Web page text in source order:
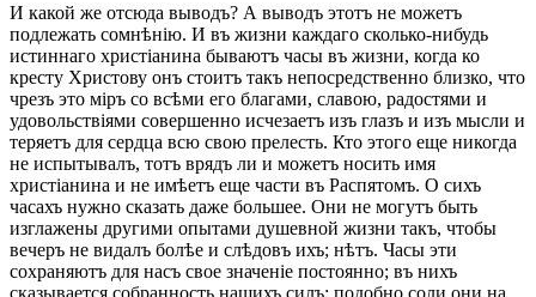
И какой же отсюда выводъ? А выводъ этотъ не можетъ
подлежать сомнѣнію. И въ жизни каждаго сколько-нибудь
истиннаго христіанина бываютъ часы въ жизни, когда ко
кресту Христову онъ стоитъ такъ непосредственно близко, что
чрезъ это міръ со всѣми его благами, славою, радостями и
удовольствіями совершенно исчезаетъ изъ глазъ и изъ мысли и
теряетъ для сердца всю свою прелесть. Кто этого еще никогда
не испытывалъ, тотъ врядъ ли и можетъ носить имя
христіанина и не имѣетъ еще части въ Распятомъ. О сихъ
часахъ нужно сказать даже большее. Они не могутъ быть
изглажены другими опытами душевной жизни такъ, чтобы
вечеръ не видалъ болѣе и слѣдовъ ихъ; нѣтъ. Часы эти
сохраняютъ для насъ свое значеніе постоянно; въ нихъ
сказывается собранность нашихъ силъ; подобно соли они на